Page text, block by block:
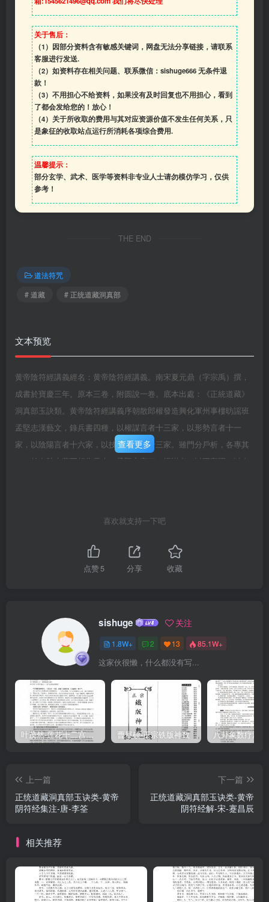
关于售后：
（1）因部分资料含有敏感关键词，网盘无法分享链接，请联系
客服进行发送.
（2）如资料存在相关问题、联系微信：sishuge666 无条件退
款！
（3） 不用担心不给资料，如果没有及时回复也不用担心，看到
了都会发给您的！放心！
（4） 关于所收取的费用与其对应资源价值不发生任何关系，只
是象征的收取站点运行所消耗各项综合费用.
温馨提示：
部分玄学、武术、医学等资料非专业人士请勿模仿学习，仅供
参考！
THE END
道法符咒
# 道藏
# 正统道藏洞真部
文本预览
黄帝陰符經講義經名：黄帝陰符經講義。南宋夏元鼎（字宗禹）撰，
成書於寶慶三年。原本三卷，附圆說一卷。底本出處：《正統道藏》
洞真部玉訣類。黄帝陰符經講義序朝散郎權發造興化軍州事樓昉謡班
孟堅志漢藝文，錄兵書四種，以權謀言者十三家，以形勢言者十一
家，以陰陽言者十六家，以技巧言者亦十三家。雖門分戶析，各專其
一，然血脉未营不相為贯也。孟堅之言曰：權謀者，以正守國，以奇
離合矣，技巧則有翕張矣，而所以為之縱阴、離合、翕張者，陰陽之
變化也。故曰一陰一陽之謂道。范蠡之謀吴也，精察於赢縮蚤晏之
節，而推極於稻蟹之無種，然一鼓而俘之，既以此謀人之國。亦以此
抑又有進此者，張留侯親屈圯下之膝，受書於老人，蘇長公深排之，
以為安知秦之世无隱君子者，吾亦以為秦之世安知无神仙者，子房盖
偶有所遇耳。《陰符經》黄帝所著，文詞古奥奇澀，讀者尚不能句，
况敢下一注腳子乎？夏君宗禹自浙來閩，手一编示予，則所著講義
也。夏君少從永嘉諸大老游，而竊獨好觀此昔，然未壶解也。他日之
上饒，营默禱曰：未登龍虎榜，先登龍虎山。夜感異夢，後遇至人於
祝融峰頂，若有所授者。復取是書讀之，章斷句析，援筆立成，若有
言神仙則流於恍惚誕謾。神仙豈自外求哉？清明在躬，志氣如神，則
神仙即兵。通乎神仙則知兵，通乎兵則知神仙矣。种明逸終身隱華
山，而累世為名將，姚平仲京城小不利，或者以為遁去不死也。特吾
之。寶慶二年秋八月中澣謹昔。黄帝陰符經講義卷之雲峰散人夏元鼎
宗禹謡經曰：觀天之道，執天之行，益矣。天命之謂性，率性之謂
道。道也者非可仰求於冥漠之表也。天道在吾身，我能益其觀之之
妙，則目擊道存，至道不繁矣。要當執天之行，須臾不離於十二時
查看更多
喜欢就支持一下吧
点赞5 分享 收藏
sishuge 关注
1.8W+ 2 13 85.1W+
这家伙很懒，什么都没有写...
叶茂然-莲花十二宫佛家奇门面授及答疑 曹展硕-正宗铁版神数
上一篇
正统道藏洞真部玉诀类-黄帝
阴符经集注-唐-李筌
下一篇
正统道藏洞真部玉诀类-黄帝
阴符经解-宋-蹇昌辰
相关推荐